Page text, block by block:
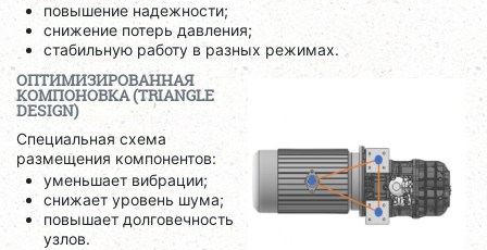
повышение надежности;
снижение потерь давления;
стабильную работу в разных режимах.
ОПТИМИЗИРОВАННАЯ
КОМПОНОВКА (TRIANGLE
DESIGN)
Специальная схема
размещения компонентов:
уменьшает вибрации;
снижает уровень шума;
повышает долговечность
узлов.